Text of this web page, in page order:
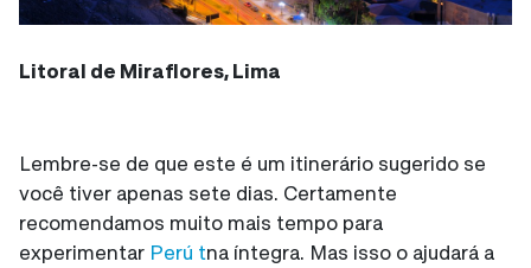
Litoral de Miraflores, Lima
Lembre-se de que este é um itinerário sugerido se
você tiver apenas sete dias. Certamente
recomendamos muito mais tempo para
experimentar Perú tna íntegra. Mas isso o ajudará a